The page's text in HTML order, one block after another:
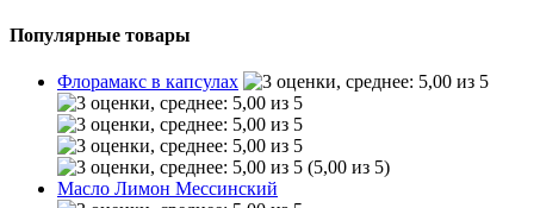
Популярные товары
Флорамакс в капсулах
(5,00 из 5)
Масло Лимон Мессинский